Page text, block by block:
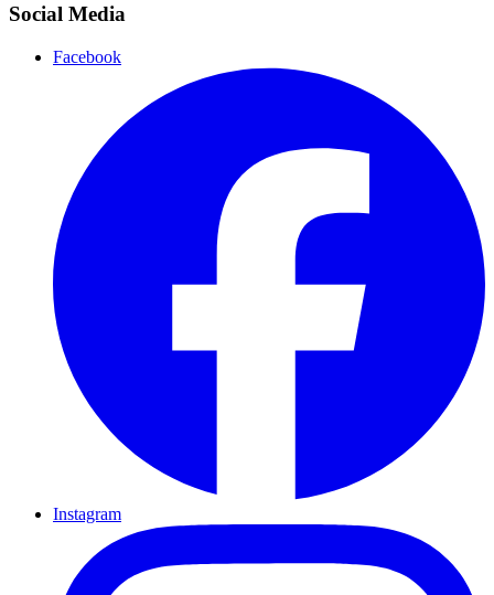
Social Media
Facebook
Instagram